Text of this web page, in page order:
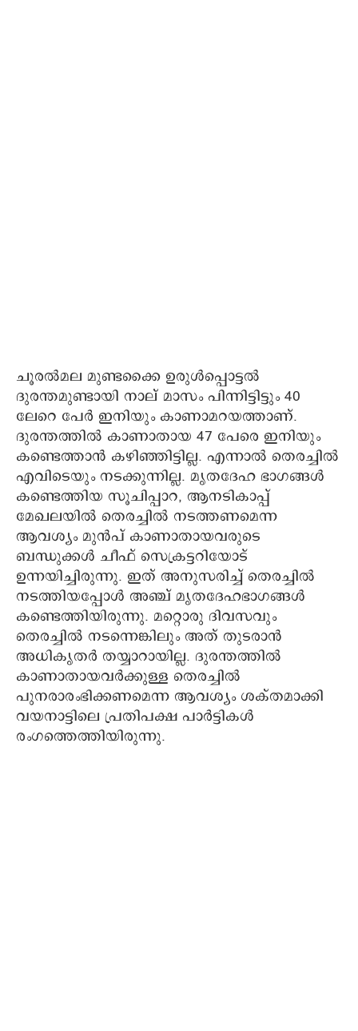
ചൂരല്‍മല മുണ്ടക്കൈ ഉരുള്‍പ്പൊട്ടല്‍
ദുരന്തമുണ്ടായി നാല് മാസം പിന്നിട്ടിട്ടും 40
ലേറെ പേര്‍ ഇനിയും കാണാമറയത്താണ്.
ദുരന്തത്തിൽ കാണാതായ 47 പേരെ ഇനിയും
കണ്ടെത്താൻ കഴിഞ്ഞിട്ടില്ല. എന്നാല്‍ തെരച്ചില്‍
എവിടെയും നടക്കുന്നില്ല. മൃതദേഹ ഭാഗങ്ങള്‍
കണ്ടെത്തിയ സൂചിപ്പാറ, ആനടികാപ്പ്
മേഖലയില്‍ തെരച്ചില്‍ നടത്തണമെന്ന
ആവശ്യം മുൻപ് കാണാതായവരുടെ
ബന്ധുക്കള്‍ ചീഫ് സെക്രട്ടറിയോട്
ഉന്നയിച്ചിരുന്നു. ഇത് അനുസരിച്ച് തെരച്ചില്‍
നടത്തിയപ്പോള്‍ അഞ്ച് മൃതദേഹഭാഗങ്ങള്‍
കണ്ടെത്തിയിരുന്നു. മറ്റൊരു ദിവസവും
തെരച്ചില്‍ നടന്നെങ്കിലും അത് തുടരാൻ
അധികൃതർ തയ്യാറായില്ല. ദുരന്തത്തില്‍
കാണാതായവർക്കുള്ള തെരച്ചില്‍
പുനരാരംഭിക്കണമെന്ന ആവശ്യം ശക്തമാക്കി
വയനാട്ടിലെ പ്രതിപക്ഷ പാർട്ടികള്‍
രംഗത്തെത്തിയിരുന്നു.